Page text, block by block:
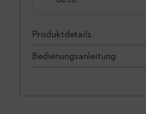
Produktdetails
Bedienungsanleitung